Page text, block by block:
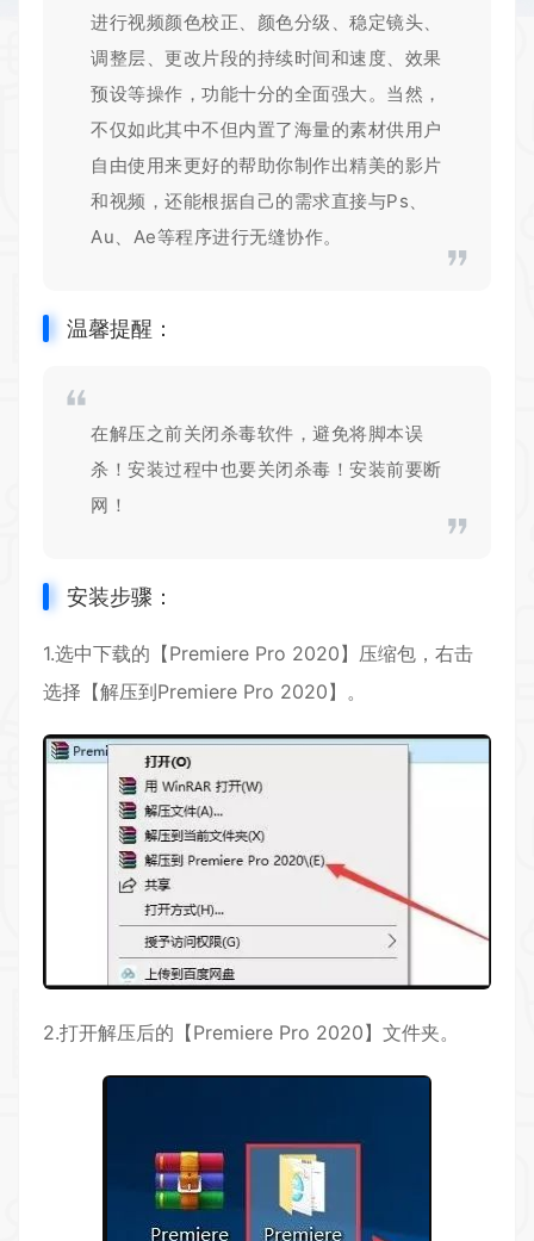
进行视频颜色校正、颜色分级、稳定镜头、
调整层、更改片段的持续时间和速度、效果
预设等操作，功能十分的全面强大。当然，
不仅如此其中不但内置了海量的素材供用户
自由使用来更好的帮助你制作出精美的影片
和视频，还能根据自己的需求直接与Ps、
Au、Ae等程序进行无缝协作。
温馨提醒：
在解压之前关闭杀毒软件， 避免将脚本误
杀！ 安装过程中也要关闭杀毒！ 安装前要断
网！
安装步骤：
1.选中下载的【Premiere Pro 2020】压缩包，右击
选择【解压到Premiere Pro 2020】。
2.打开解压后的【Premiere Pro 2020】文件夹。